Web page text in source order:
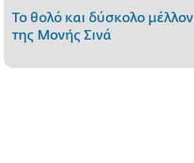
Το θολό και δύσκολο μέλλον
της Μονής Σινά